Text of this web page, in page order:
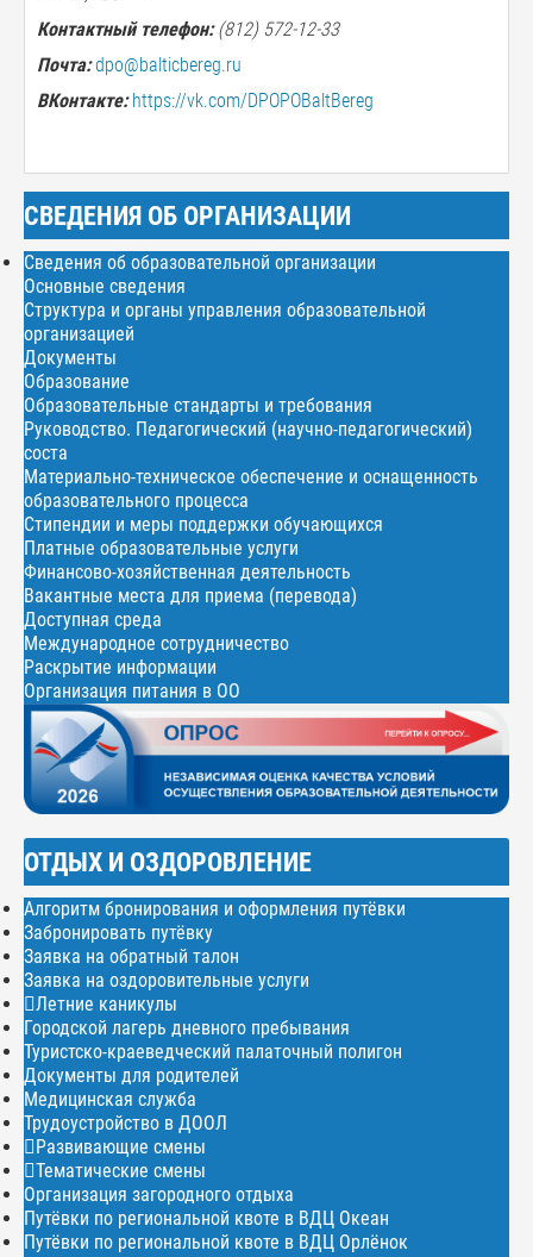
Контактный телефон:(812) 572-12-33
Почта:dpo@balticbereg.ru
ВКонтакте: https://vk.com/DPOPOBaltBereg
СВЕДЕНИЯ ОБ ОРГАНИЗАЦИИ
Сведения об образовательной организации
Основные сведения
Структура и органы управления образовательной
организацией
Документы
Образование
Образовательные стандарты и требования
Руководство. Педагогический (научно-педагогический)
соста
Материально-техническое обеспечение и оснащенность
образовательного процесса
Стипендии и меры поддержки обучающихся
Платные образовательные услуги
Финансово-хозяйственная деятельность
Вакантные места для приема (перевода)
Доступная среда
Международное сотрудничество
Раскрытие информации
Организация питания в ОО
ОТДЫХ И ОЗДОРОВЛЕНИЕ
Алгоритм бронирования и оформления путёвки
Забронировать путёвку
Заявка на обратный талон
Заявка на оздоровительные услуги
Летние каникулы
Городской лагерь дневного пребывания
Туристско-краеведческий палаточный полигон
Документы для родителей
Медицинская служба
Трудоустройство в ДООЛ
Развивающие смены
Тематические смены
Организация загородного отдыха
Путёвки по региональной квоте в ВДЦ Океан
Путёвки по региональной квоте в ВДЦ Орлёнок